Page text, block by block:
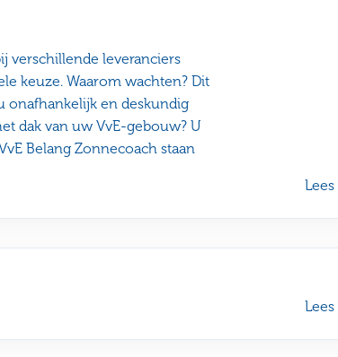
verschillende leveranciers
keuze. Waarom wachten? Dit
onafhankelijk en deskundig
dak van uw VvE-gebouw? U
Belang Zonnecoach staan